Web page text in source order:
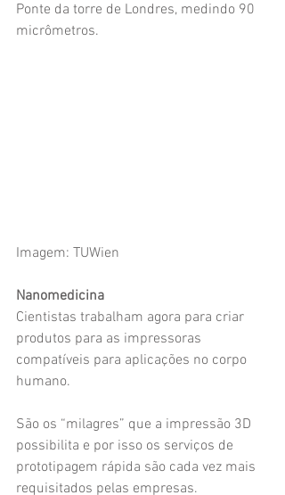
Ponte da torre de Londres, medindo 90
micrômetros.
Imagem: TUWien
Nanomedicina
Cientistas trabalham agora para criar
produtos para as impressoras
compatíveis para aplicações no corpo
humano.
São os “milagres” que a impressão 3D
possibilita e por isso os serviços de
prototipagem rápida são cada vez mais
requisitados pelas empresas.